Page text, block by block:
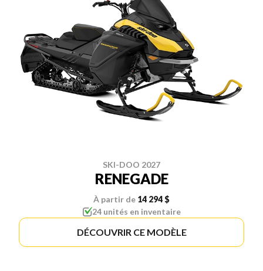
SKI-DOO 2027
RENEGADE
À partir de 14 294 $
24 unités en inventaire
DÉCOUVRIR CE MODÈLE